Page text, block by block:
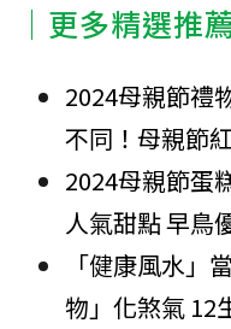
│更多精選
2024母親節禮
不同！母親節
2024母親節蛋
人氣甜點 早鳥
「健康風水」
物」化煞氣 12